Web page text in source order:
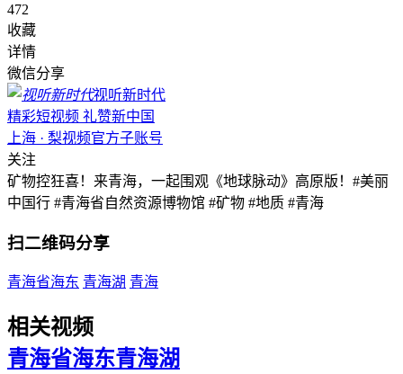
472
收藏
详情
微信分享
视听新时代
精彩短视频 礼赞新中国
上海 · 梨视频官方子账号
关注
矿物控狂喜！来青海，一起围观《地球脉动》高原版！#美丽
中国行 #青海省自然资源博物馆 #矿物 #地质 #青海
扫二维码分享
青海省海东 青海湖 青海
相关视频
青海省海东青海湖